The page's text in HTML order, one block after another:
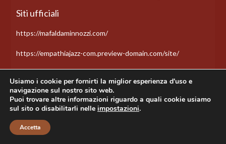
Siti ufficiali
https://mafaldaminnozzi.com/
https://empathiajazz-com.preview-domain.com/site/
La pagina Facebook verificata di Mafalda
Minnozzi ha quasi 70.000 followers
https://www.facebook.com/mafaldaminnozziofficial
quella del progetto parallelo eMPathia Jazz
Duo altri 14.000 followers
Usiamo i cookie per fornirti la miglior esperienza d'uso e
navigazione sul nostro sito web.
Puoi trovare altre informazioni riguardo a quali cookie usiamo
sul sito o disabilitarli nelle impostazioni.
Accetta